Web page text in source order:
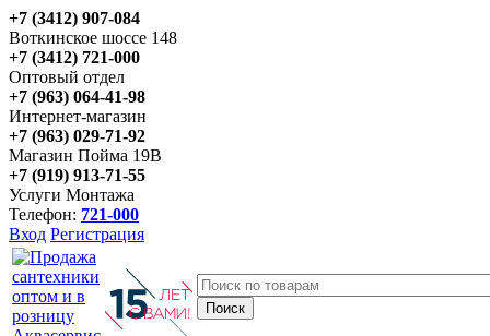
+7 (3412) 907-084
Воткинское шоссе 148
+7 (3412) 721-000
Оптовый отдел
+7 (963) 064-41-98
Интернет-магазин
+7 (963) 029-71-92
Магазин Пойма 19В
+7 (919) 913-71-55
Услуги Монтажа
Телефон: 721-000
Вход Регистрация